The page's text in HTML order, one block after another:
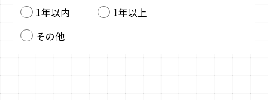
1年以内
1年以上
その他